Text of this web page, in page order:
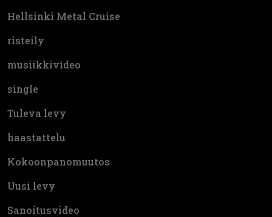
Hellsinki Metal Cruise
risteily
musiikkivideo
single
Tuleva levy
haastattelu
Kokoonpanomuutos
Uusi levy
Sanoitusvideo